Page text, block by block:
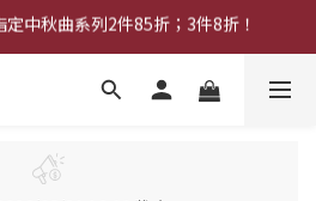
購買中秋禮券可享8折優惠
中秋曲系列2件85折；3件8折！